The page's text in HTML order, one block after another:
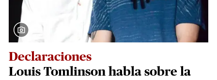
Declaraciones
Louis Tomlinson habla sobre la